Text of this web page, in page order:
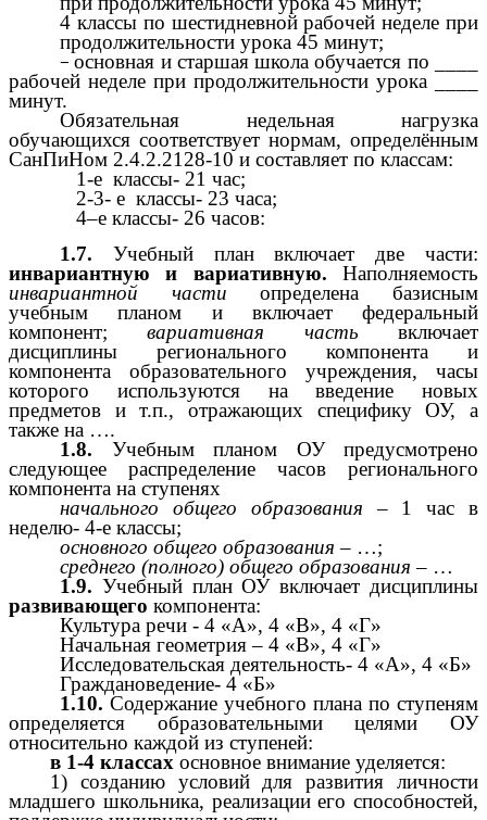
4 классы по шестидневной рабочей неделе при
продолжительности урока 45 минут;
основная и старшая школа обучается по ____
рабочей неделе при продолжительности урока ____
минут.
Обязательная недельная нагрузка
обучающихся соответствует нормам, определённым
СанПиНом 2.4.2.2128-10 и составляет по классам:
1-е классы- 21 час;
2-3- е классы- 23 часа;
4–е классы- 26 часов:
1.7. Учебный план включает две части:
инвариантную и вариативную. Наполняемость
инвариантной части определена базисным
учебным планом и включает федеральный
компонент;вариативная часть включает
дисциплины регионального компонента и
компонента образовательного учреждения, часы
которого используются на введение новых
предметов и т.п., отражающих специфику ОУ, а
также на ….
1.8. Учебным планом ОУ предусмотрено
следующее распределение часов регионального
компонента на ступенях
начального общего образования – 1 час в
неделю- 4-е классы;
основного общего образования – …;
среднего (полного) общего образования – …
1.9. Учебный план ОУ включает дисциплины
развивающего компонента:
Культура речи - 4 «А», 4 «В», 4 «Г»
Начальная геометрия – 4 «В», 4 «Г»
Исследовательская деятельность- 4 «А», 4 «Б»
Граждановедение- 4 «Б»
1.10.Содержание учебного плана по ступеням
определяется образовательными целями ОУ
относительно каждой из ступеней:
в 1-4 классахосновное внимание уделяется:
1) созданию условий для развития личности
младшего школьника, реализации его способностей,